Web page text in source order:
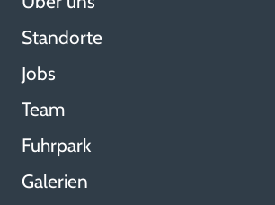
Standorte
Jobs
Team
Fuhrpark
Galerien